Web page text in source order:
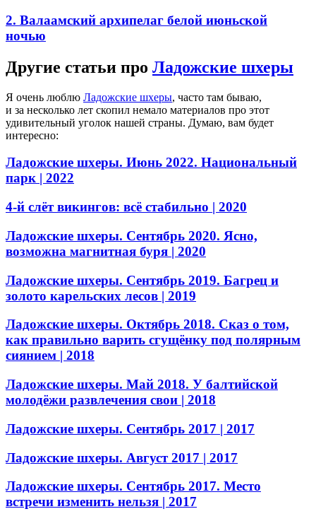
2. Валаамский архипелаг белой июньской
ночью
Другие статьи про Ладожские шхеры
Я очень люблю Ладожские шхеры, часто там бываю,
и за несколько лет скопил немало материалов про этот
удивительный уголок нашей страны. Думаю, вам будет
интересно:
Ладожские шхеры. Июнь 2022. Национальный
парк | 2022
4-й слёт викингов: всё стабильно | 2020
Ладожские шхеры. Сентябрь 2020. Ясно,
возможна магнитная буря | 2020
Ладожские шхеры. Сентябрь 2019. Багрец и
золото карельских лесов | 2019
Ладожские шхеры. Октябрь 2018. Сказ о том,
как правильно варить сгущёнку под полярным
сиянием | 2018
Ладожские шхеры. Май 2018. У балтийской
молодёжи развлечения свои | 2018
Ладожские шхеры. Сентябрь 2017 | 2017
Ладожские шхеры. Август 2017 | 2017
Ладожские шхеры. Сентябрь 2017. Место
встречи изменить нельзя | 2017